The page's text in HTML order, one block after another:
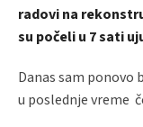
radovi na
su počeli u 7 sati
Danas sam ponovo
u poslednje vreme